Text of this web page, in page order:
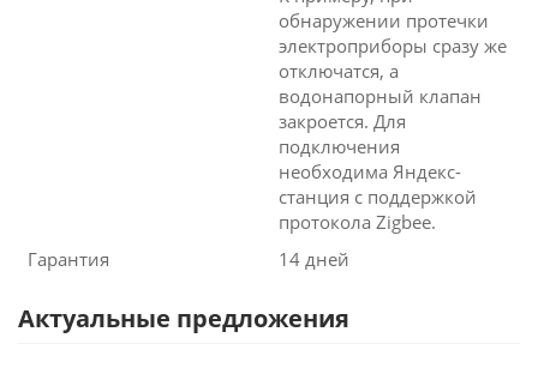
обнаружении протечки
электроприборы сразу же
отключатся, а
водонапорный клапан
закроется. Для
подключения
необходима Яндекс-
станция с поддержкой
протокола Zigbee.
Гарантия
14 дней
Актуальные предложения